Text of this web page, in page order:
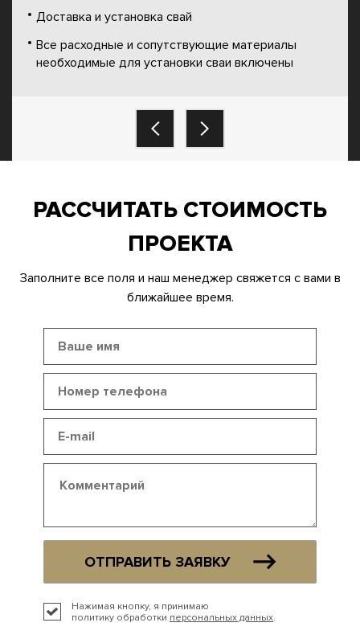
Доставка и установка свай
Все расходные и сопутствующие материалы
необходимые для установки сваи включены
РАССЧИТАТЬ СТОИМОСТЬ
ПРОЕКТА
Заполните все поля и наш менеджер свяжется с вами в
ближайшее время.
ОТПРАВИТЬ ЗАЯВКУ
Нажимая кнопку, я принимаю
политику обработки персональных данных.